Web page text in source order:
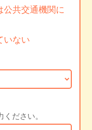
公共交通機関に
いない
ださい。